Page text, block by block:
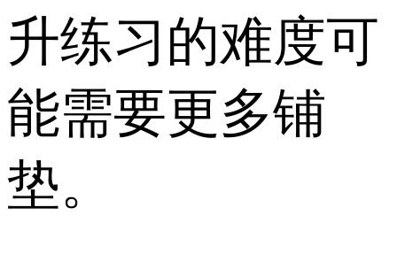
升练习的难度可
能需要更多铺
垫。